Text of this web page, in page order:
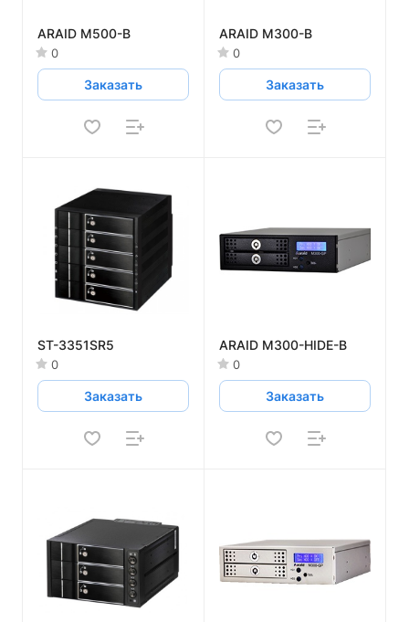
ARAID M500-B
0
Заказать
ARAID M300-B
0
Заказать
ST-3351SR5
0
Заказать
ARAID M300-HIDE-B
0
Заказать